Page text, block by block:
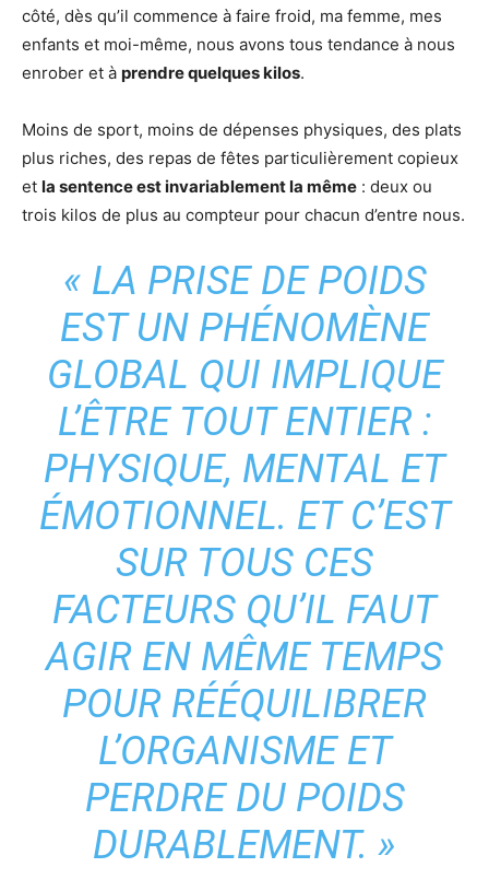
côté, dès qu’il commence à faire froid, ma femme, mes
enfants et moi-même, nous avons tous tendance à nous
enrober et à prendre quelques kilos.
Moins de sport, moins de dépenses physiques, des plats
plus riches, des repas de fêtes particulièrement copieux
et la sentence est invariablement la même : deux ou
trois kilos de plus au compteur pour chacun d’entre nous.
« LA PRISE DE POIDS
EST UN PHÉNOMÈNE
GLOBAL QUI IMPLIQUE
L’ÊTRE TOUT ENTIER :
PHYSIQUE, MENTAL ET
ÉMOTIONNEL. ET C’EST
SUR TOUS CES
FACTEURS QU’IL FAUT
AGIR EN MÊME TEMPS
POUR RÉÉQUILIBRER
L’ORGANISME ET
PERDRE DU POIDS
DURABLEMENT. »